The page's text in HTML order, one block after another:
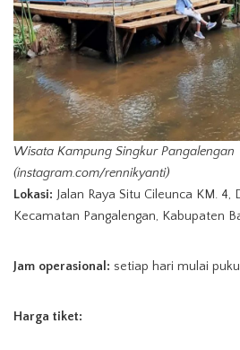
Wisata Kampung Singkur Pangalengan
(instagram.com/rennikyanti)
Lokasi: Jalan Raya Situ Cileunca KM. 4,
Kecamatan Pangalengan, Kabupaten
Jam operasional: setiap hari mulai
Harga tiket: